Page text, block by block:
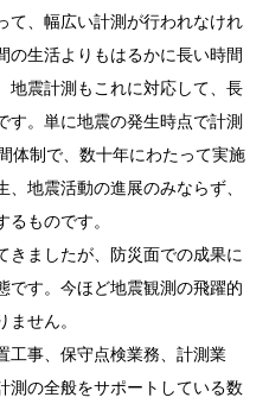
て、幅広い計測が行われなけれ
の生活よりもはるかに長い時間
地震計測もこれに対応して、長
す。単に地震の発生時点で計測
体制で、数十年にわたって実施
地震活動の進展のみならず、
ものです。
きましたが、防災面での成果に
です。今ほど地震観測の飛躍的
せん。
工事、保守点検業務、計測業
測の全般をサポートしている数